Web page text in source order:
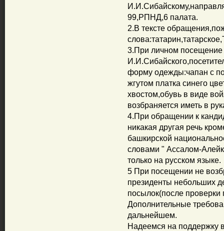
99,РПНД,6 палата.
2.В тексте
3.При личном посещение
форму одежды:чапан с
жгутом платка синего
хвостом,обувь в виде
возбраняется иметь в
4.При обращении к
никакая другая речь
башкирской
словами " Ассалом-
только на русском языке.
5 При посещении не
президенты небольших
посылок(после
Дополнительные
дальнейшем.
Надеемся на поддержку